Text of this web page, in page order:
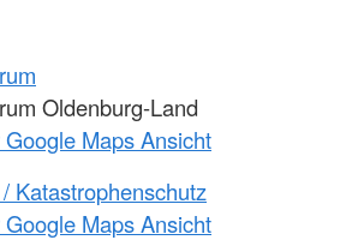
Oldenburg-Land
Maps Ansicht
Katastrophenschutz
Maps Ansicht